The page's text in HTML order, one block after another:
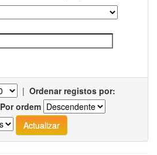
| Ordenar registos por:
Por ordem